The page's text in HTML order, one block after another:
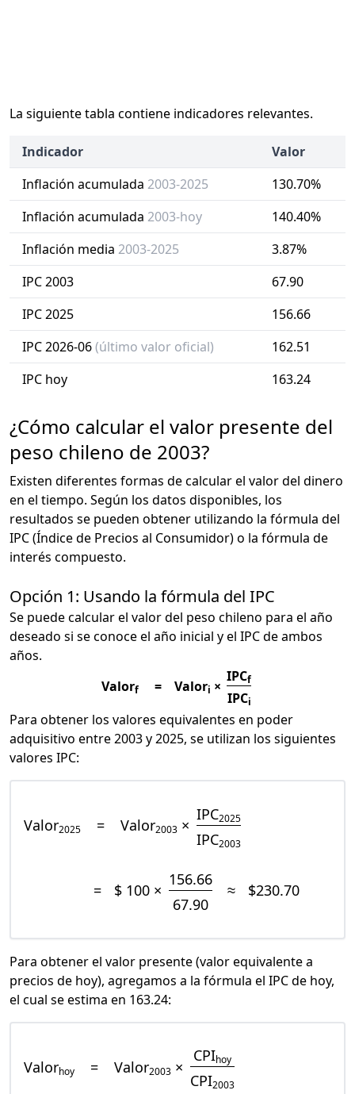
La siguiente tabla contiene indicadores relevantes.
Indicador
Valor
Inflación acumulada 2003-2025
130.70%
Inflación acumulada 2003-hoy
140.40%
Inflación media 2003-2025
3.87%
IPC 2003
67.90
IPC 2025
156.66
IPC 2026-06(último valor oficial)
162.51
IPC hoy
163.24
¿Cómo calcular el valor presente del
peso chileno de 2003?
Existen diferentes formas de calcular el valor del dinero
en el tiempo. Según los datos disponibles, los
resultados se pueden obtener utilizando la fórmula del
IPC (Índice de Precios al Consumidor) o la fórmula de
interés compuesto.
Opción 1: Usando la fórmula del IPC
Se puede calcular el valor del peso chileno para el año
deseado si se conoce el año inicial y el IPC de ambos
años.
Valorf = Valori ×
IPCf
IPCi
Para obtener los valores equivalentes en poder
adquisitivo entre 2003 y 2025, se utilizan los siguientes
valores IPC:
Valor2025 = Valor2003 ×
IPC2025
IPC2003
= $ 100 ×
156.66
67.90
≈ $230.70
Para obtener el valor presente (valor equivalente a
precios de hoy), agregamos a la fórmula el IPC de hoy,
el cual se estima en 163.24:
Valorhoy = Valor2003 ×
CPIhoy
CPI2003